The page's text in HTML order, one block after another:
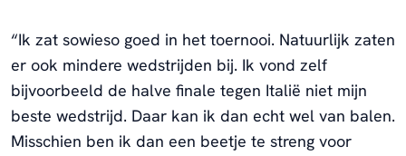
“Ik zat sowieso goed in het toernooi. Natuurlijk zaten
er ook mindere wedstrijden bij. Ik vond zelf
bijvoorbeeld de halve finale tegen Italië niet mijn
beste wedstrijd. Daar kan ik dan echt wel van balen.
Misschien ben ik dan een beetje te streng voor